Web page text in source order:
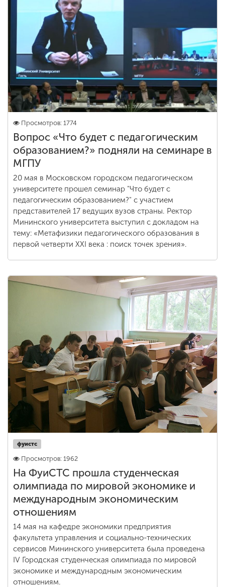
Просмотров: 1774
Вопрос «Что будет с педагогическим
образованием?» подняли на семинаре в
МГПУ
20 мая в Московском городском педагогическом
университете прошел семинар "Что будет с
педагогическим образованием?" с участием
представителей 17 ведущих вузов страны. Ректор
Мининского университета выступил с докладом на
тему: «Метафизики педагогического образования в
первой четверти XXI века : поиск точек зрения».
фуистс
Просмотров: 1962
На ФуиСТС прошла студенческая
олимпиада по мировой экономике и
международным экономическим
отношениям
14 мая на кафедре экономики предприятия
факультета управления и социально-технических
сервисов Мининского университета была проведена
IV Городская студенческая олимпиада по мировой
экономике и международным экономическим
отношениям.